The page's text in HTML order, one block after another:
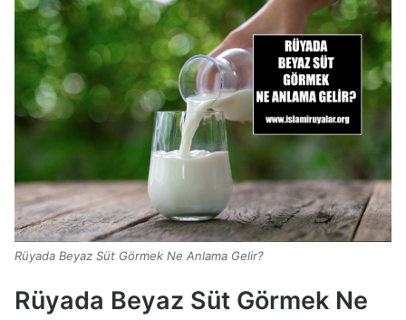
Rüyada Beyaz Süt Görmek Ne Anlama Gelir?
Rüyada Beyaz Süt Görmek Ne